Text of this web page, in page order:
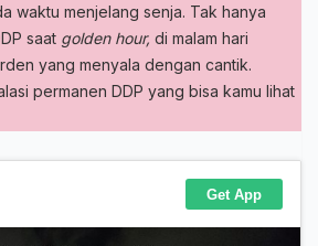
waktu menjelang senja. Tak hanya
saat golden hour, di malam hari
yang menyala dengan cantik.
permanen DDP yang bisa kamu lihat